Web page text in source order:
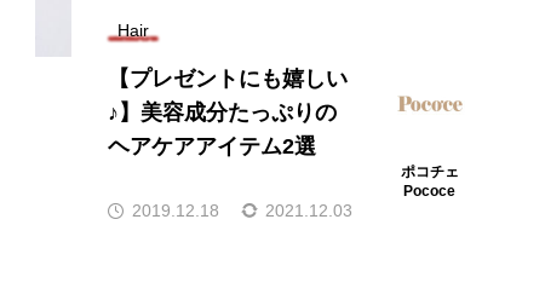
Hair
【プレゼントにも嬉しい
♪】美容成分たっぷりの
ヘアケアアイテム2選
ポコチェ
Pococe
2019.12.18 2021.12.03